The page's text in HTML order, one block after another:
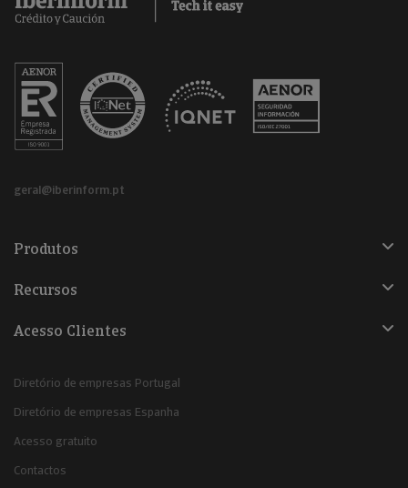
geral@iberinform.pt
Produtos
Recursos
Acesso Clientes
Diretório de empresas Portugal
Diretório de empresas Espanha
Acesso gratuito
Contactos